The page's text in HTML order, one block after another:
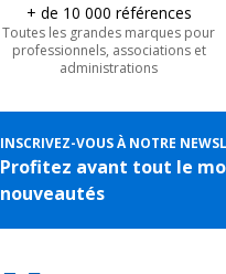
+ de 10 000 références
Toutes les grandes marques pour
professionnels, associations et
administrations
INSCRIVEZ-VOUS À NOTRE
Profitez avant tout le
nouveautés